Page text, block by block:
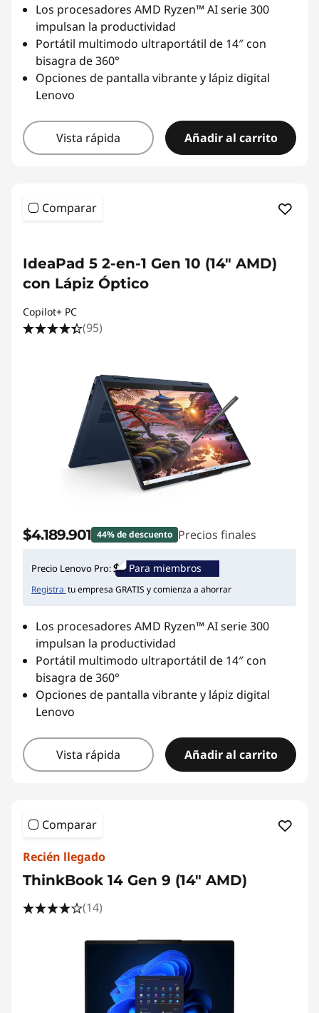
Los procesadores AMD Ryzen™ AI serie 300
impulsan la productividad
Portátil multimodo ultraportátil de 14″ con
bisagra de 360°
Opciones de pantalla vibrante y lápiz digital
Lenovo
Vista rápida Añadir al carrito
Comparar
IdeaPad 5 2-en-1 Gen 10 (14" AMD)
con Lápiz Óptico
Copilot+ PC
(95)
$4.189.901 44% de descuento Precios finales
Precio Lenovo Pro: Para miembros
Registra tu empresa GRATIS y comienza a ahorrar
Los procesadores AMD Ryzen™ AI serie 300
impulsan la productividad
Portátil multimodo ultraportátil de 14″ con
bisagra de 360°
Opciones de pantalla vibrante y lápiz digital
Lenovo
Vista rápida Añadir al carrito
Comparar
Recién llegado
ThinkBook 14 Gen 9 (14" AMD)
(14)